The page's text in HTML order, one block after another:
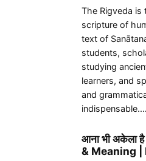
The Rigveda is
scripture of
text of
students,
studying
learners, and
and
indispensable.…
आना भी अकेला
& Meaning |